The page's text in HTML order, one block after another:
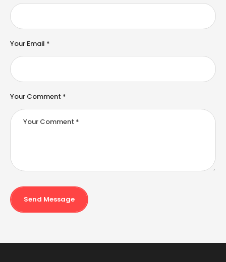
Your Comment *
Your Email *
Send Message
n
a
ti
e